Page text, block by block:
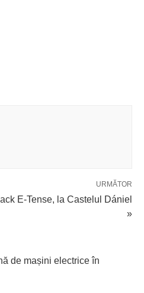
URMĂTOR
E-Tense, la Castelul Dániel
»
de mașini electrice în